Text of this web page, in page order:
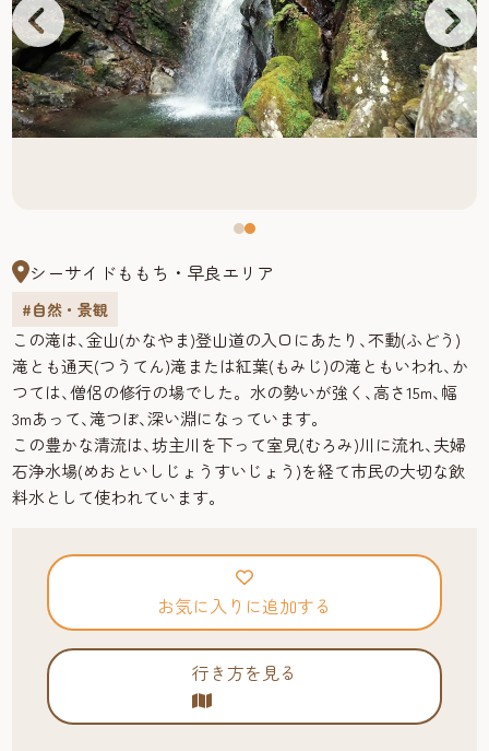
シーサイドももち・早良エリア
#自然・景観
この滝は､金山(かなやま)登山道の入口にあたり､不動(ふどう)
滝とも通天(つうてん)滝または紅葉(もみじ)の滝ともいわれ､か
つては､僧侶の修行の場でした。水の勢いが強く､高さ15m､幅
3mあって､滝つぼ､深い淵になっています｡
この豊かな清流は､坊主川を下って室見(むろみ)川に流れ､夫婦
石浄水場(めおといしじょうすいじょう)を経て市民の大切な飲
料水として使われています｡
お気に入りに追加する
行き方を見る